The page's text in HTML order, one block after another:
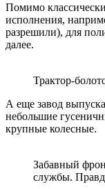
Помимо
исполнения,
разрешили), для
далее.
Трактор-
А еще завод
небольшие
крупные колесные.
Забавный
службы.